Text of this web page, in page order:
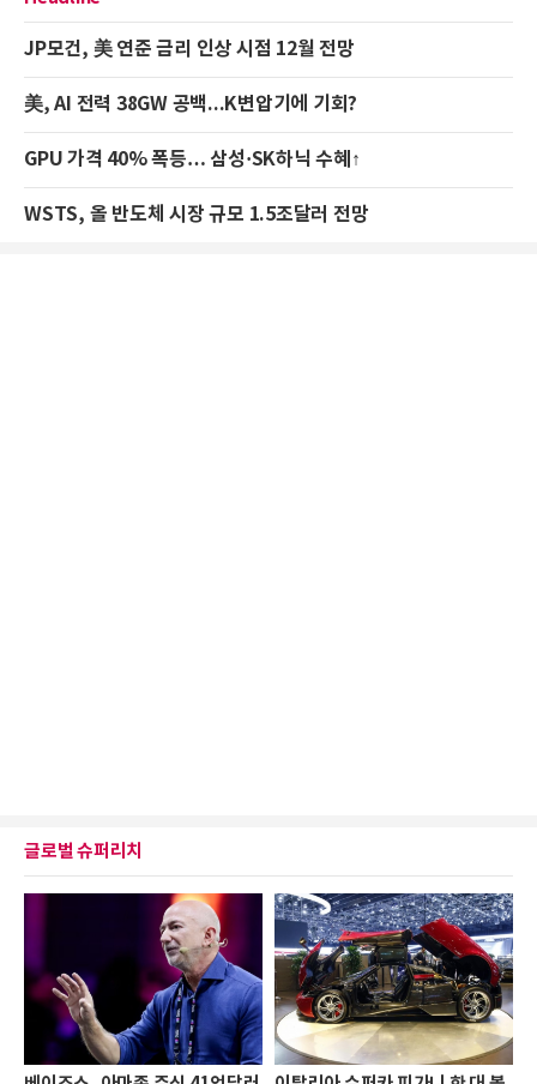
JP모건, 美 연준 금리 인상 시점 12월 전망
美, AI 전력 38GW 공백...K변압기에 기회?
GPU 가격 40% 폭등… 삼성·SK하닉 수혜↑
WSTS, 올 반도체 시장 규모 1.5조달러 전망
글로벌 슈퍼리치